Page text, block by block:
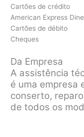
Cartões de crédito
American Express
Cartões de débito
Cheques
Da Empresa
A assistência
é uma empresa
conserto,
de todos os